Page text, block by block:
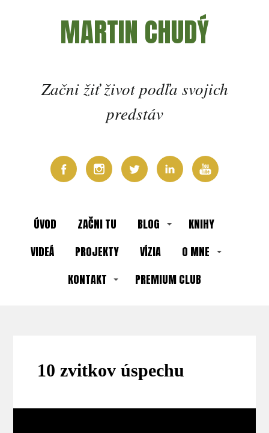
MARTIN CHUDÝ
Začni žiť život podľa svojich
predstáv
ÚVOD ZAČNI TU BLOG
KNIHY
VIDEÁ
PROJEKTY VÍZIA
O MNE
KONTAKT
PREMIUM CLUB
10 zvitkov úspechu